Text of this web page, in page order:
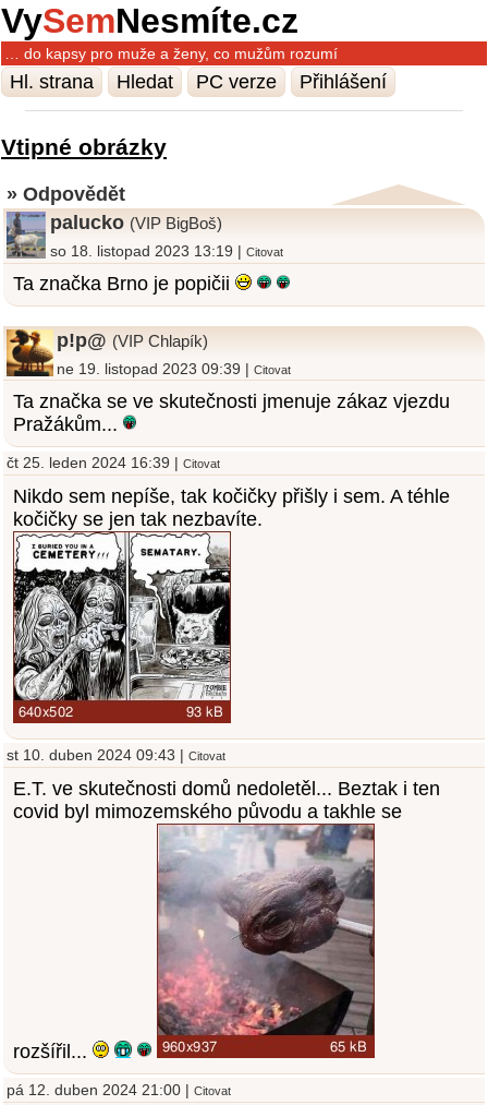
VySemNesmíte.cz
… do kapsy pro muže a ženy, co mužům rozumí
Hl. strana Hledat PC verze Přihlášení
Vtipné obrázky
» Odpovědět
palucko (VIP BigBoš)
so 18. listopad 2023 13:19 | Citovat
Ta značka Brno je popičii
p!p@ (VIP Chlapík)
ne 19. listopad 2023 09:39 |Citovat
Ta značka se ve skutečnosti jmenuje zákaz vjezdu
Pražákům...
čt 25. leden 2024 16:39 | Citovat
Nikdo sem nepíše, tak kočičky přišly i sem. A téhle
kočičky se jen tak nezbavíte.
st 10. duben 2024 09:43 | Citovat
E.T. ve skutečnosti domů nedoletěl... Beztak i ten
covid byl mimozemského původu a takhle se
rozšířil...
pá 12. duben 2024 21:00 | Citovat